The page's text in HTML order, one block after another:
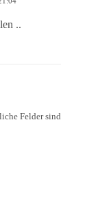
..
Felder sind